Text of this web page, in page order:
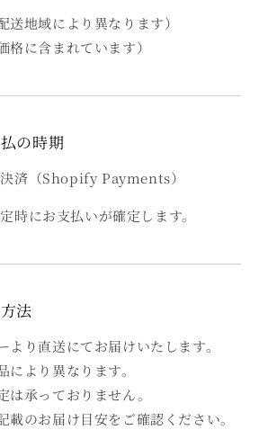
送地域により異なります）
格に含まれています）
の時期
決済（Shopify Payments）
時にお支払いが確定します。
法
より直送にてお届けいたします。
により異なります。
は承っておりません。
載のお届け目安をご確認ください。